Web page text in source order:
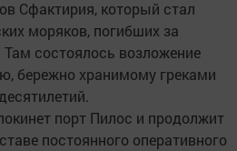
Сфактирия, который стал
моряков, погибших за
состоялось возложение
бережно хранимому греками
порт Пилос и продолжит
постоянного оперативного